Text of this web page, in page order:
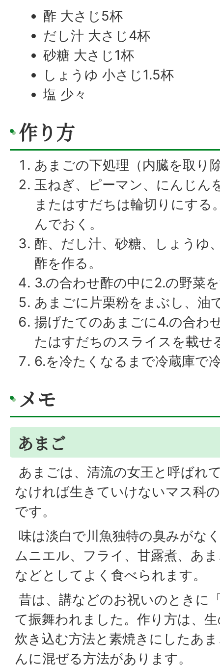
酢 大さじ5杯
だし汁 大さじ4杯
砂糖 大さじ1杯
しょうゆ 小さじ1.5杯
塩 少々
作り方
あまごの下処理（内臓を取り
玉ねぎ、ピーマン、にんじん
またはすだちは輪切りにする
んでおく。
酢、だし汁、砂糖、しょうゆ
酢を作る。
3.の合わせ酢の中に2.の野菜
あまごに片栗粉をまぶし、油
揚げたてのあまごに4.の合わ
たはすだちのスライスを載せ
6.を冷たくなるまで冷蔵庫で
メモ
あまご
あまごは、清流の女王と呼ばれ
なければ生きていけないマス科
です。
味は淡白で川魚独特の臭みがな
ムニエル、フライ、甘露煮、あ
などとしてよく食べられます。
昔は、講などのお祝いのときに
て振舞われました。作り方は、
炊き込む方法と素焼きにしたあ
んに混ぜる方法があります。